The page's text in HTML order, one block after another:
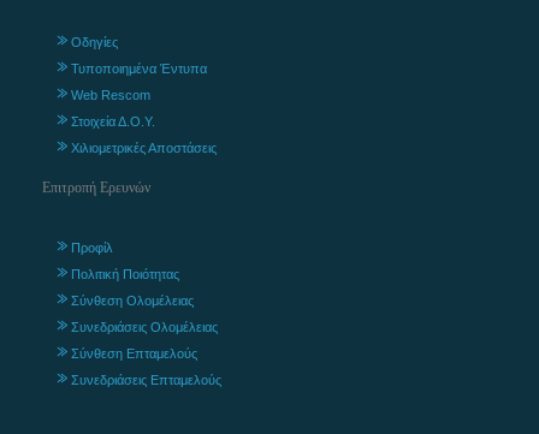
Οδηγίες
Τυποποιημένα Έντυπα
Web Rescom
Στοιχεία Δ.Ο.Υ.
Χιλιομετρικές Αποστάσεις
Επιτροπή Ερευνών
Προφίλ
Πολιτική Ποιότητας
Σύνθεση Ολομέλειας
Συνεδριάσεις Ολομέλειας
Σύνθεση Επταμελούς
Συνεδριάσεις Επταμελούς